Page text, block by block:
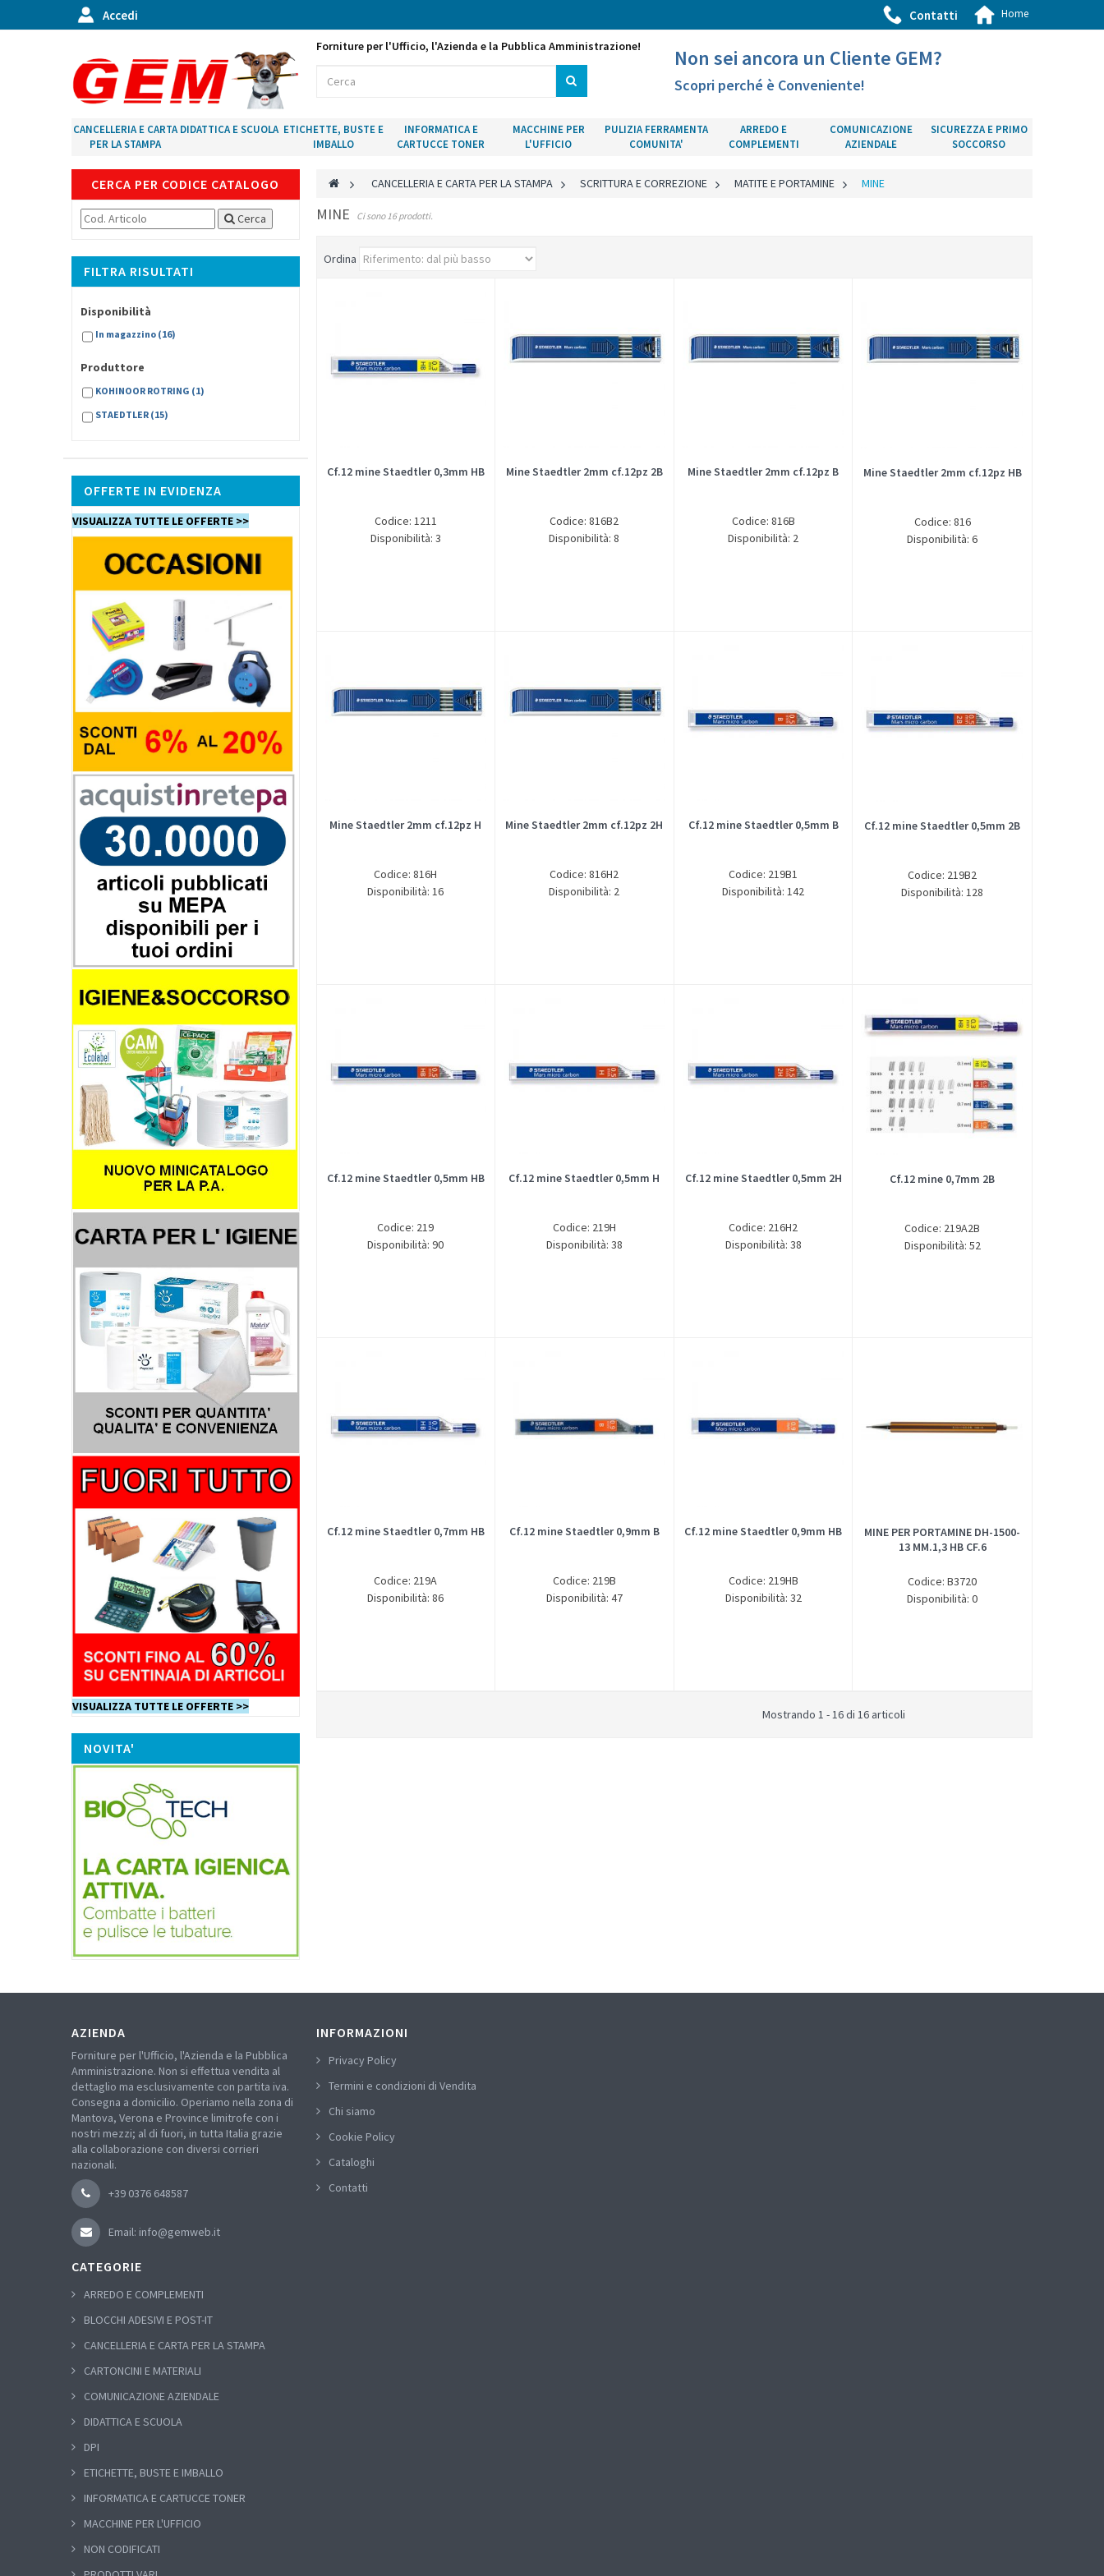
Accedi Contatti Home
Forniture per l'Ufficio, l'Azienda e la Pubblica Amministrazione! Non sei ancora un Cliente GEM?
Scopri perché è Conveniente!
CANCELLERIA E CARTA
PER LA STAMPA
DIDATTICA E SCUOLA ETICHETTE, BUSTE E
IMBALLO
INFORMATICA E
CARTUCCE TONER
MACCHINE PER
L'UFFICIO
PULIZIA FERRAMENTA
COMUNITA'
ARREDO E
COMPLEMENTI
COMUNICAZIONE
AZIENDALE
SICUREZZA E PRIMO
SOCCORSO
CERCA PER CODICE CATALOGO
Cerca
FILTRA RISULTATI
Disponibilità
In magazzino (16)
Produttore
KOHINOOR ROTRING (1)
STAEDTLER (15)
OFFERTE IN EVIDENZA
VISUALIZZA TUTTE LE OFFERTE >>
VISUALIZZA TUTTE LE OFFERTE >>
NOVITA'
> CANCELLERIA E CARTA PER LA STAMPA > SCRITTURA E CORREZIONE > MATITE E PORTAMINE > MINE
MINE Ci sono 16 prodotti.
Ordina
Cf.12 mine Staedtler 0,3mm HB
Codice: 1211
Disponibilità: 3
Mine Staedtler 2mm cf.12pz 2B
Codice: 816B2
Disponibilità: 8
Mine Staedtler 2mm cf.12pz B
Codice: 816B
Disponibilità: 2
Mine Staedtler 2mm cf.12pz HB
Codice: 816
Disponibilità: 6
Mine Staedtler 2mm cf.12pz H
Codice: 816H
Disponibilità: 16
Mine Staedtler 2mm cf.12pz 2H
Codice: 816H2
Disponibilità: 2
Cf.12 mine Staedtler 0,5mm B
Codice: 219B1
Disponibilità: 142
Cf.12 mine Staedtler 0,5mm 2B
Codice: 219B2
Disponibilità: 128
Cf.12 mine Staedtler 0,5mm HB
Codice: 219
Disponibilità: 90
Cf.12 mine Staedtler 0,5mm H
Codice: 219H
Disponibilità: 38
Cf.12 mine Staedtler 0,5mm 2H
Codice: 216H2
Disponibilità: 38
Cf.12 mine 0,7mm 2B
Codice: 219A2B
Disponibilità: 52
Cf.12 mine Staedtler 0,7mm HB
Codice: 219A
Disponibilità: 86
Cf.12 mine Staedtler 0,9mm B
Codice: 219B
Disponibilità: 47
Cf.12 mine Staedtler 0,9mm HB
Codice: 219HB
Disponibilità: 32
MINE PER PORTAMINE DH-1500-
13 MM.1,3 HB CF.6
Codice: B3720
Disponibilità: 0
Mostrando 1 - 16 di 16 articoli
AZIENDA
Forniture per l'Ufficio, l'Azienda e la Pubblica
Amministrazione. Non si effettua vendita al
dettaglio ma esclusivamente con partita iva.
Consegna a domicilio. Operiamo nella zona di
Mantova, Verona e Province limitrofe con i
nostri mezzi; al di fuori, in tutta Italia grazie
alla collaborazione con diversi corrieri
nazionali.
+39 0376 648587
Email: info@gemweb.it
INFORMAZIONI
Privacy Policy
Termini e condizioni di Vendita
Chi siamo
Cookie Policy
Cataloghi
Contatti
CATEGORIE
ARREDO E COMPLEMENTI
BLOCCHI ADESIVI E POST-IT
CANCELLERIA E CARTA PER LA STAMPA
CARTONCINI E MATERIALI
COMUNICAZIONE AZIENDALE
DIDATTICA E SCUOLA
DPI
ETICHETTE, BUSTE E IMBALLO
INFORMATICA E CARTUCCE TONER
MACCHINE PER L'UFFICIO
NON CODIFICATI